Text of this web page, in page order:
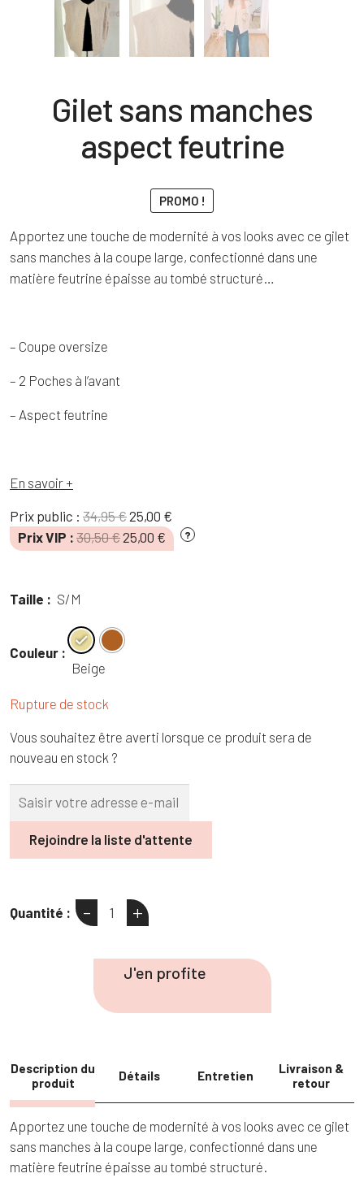
Gilet sans manches
aspect feutrine
PROMO !
Apportez une touche de modernité à vos looks avec ce gilet
sans manches à la coupe large, confectionné dans une
matière feutrine épaisse au tombé structuré…
– Coupe oversize
– 2 Poches à l’avant
– Aspect feutrine
En savoir +
Prix public : 34,95€Le
prix
initial
25,00 €
prix
actuel
Prix VIP : 30,50€Le
prix
25,00 € Le
prix
?
Taille : S/M
Couleur :
Beige
Rupture de stock
Vous souhaitez être averti lorsque ce produit sera de
nouveau en stock ?
Rejoindre la liste d'attente
Quantité :
quantité
- +
J'en profite
Description du
produit
Détails Entretien
Livraison &
retour
Apportez une touche de modernité à vos looks avec ce gilet
sans manches à la coupe large, confectionné dans une
matière feutrine épaisse au tombé structuré.